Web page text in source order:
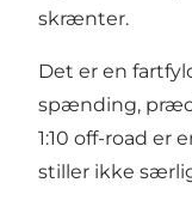
skrænter.
Det er en
spænding,
1:10 off-road er
stiller ikke